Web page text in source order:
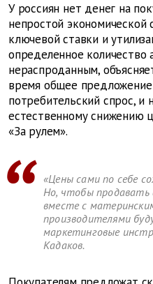
У россиян нет денег на
непростой
ключевой ставки и
определенное количество
нераспроданным,
время общее
потребительский спрос,
естественному снижению
«За рулем».
«Цены сами по себе
Но, чтобы продавать
вместе с
производителями
маркетинговые
Кадаков.